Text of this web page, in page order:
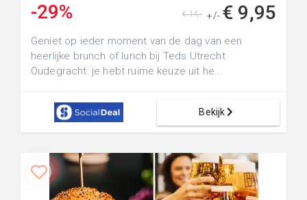
-29% +/- € 9,95
€ 14,-
Geniet op ieder moment van de dag van een
heerlijke brunch of lunch bij Teds Utrecht
Oudegracht: je hebt ruime keuze uit he...
Bekijk